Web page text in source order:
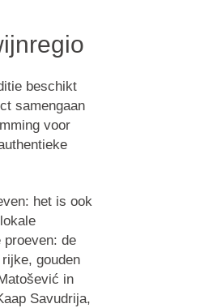
beschikt
samengaan
voor
het is ook
de
gouden
in
Savudrija,